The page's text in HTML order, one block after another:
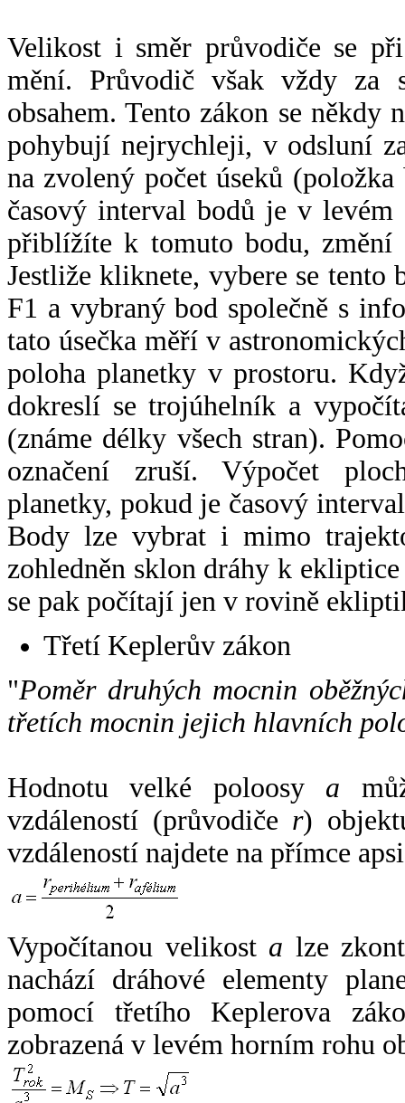
Velikost i směr průvodiče se
mění. Průvodič však vždy za
obsahem. Tento zákon se někdy
pohybují nejrychleji, v odsluní
na zvolený počet úseků
časový interval bodů je v
přiblížíte k tomuto bodu,
Jestliže kliknete, vybere se tento
F1 a vybraný bod společně s
tato úsečka měří v
poloha planetky v prostoru.
dokreslí se trojúhelník a
(známe délky všech stran).
označení zruší. Výpočet
planetky, pokud je časový
Body lze vybrat i mimo
zohledněn sklon dráhy k
se pak počítají jen v rovině
Třetí Keplerův zákon
"Poměr druhých mocnin
třetích mocnin jejich hlavních
Hodnotu velké poloosy a
vzdáleností (průvodiče r)
vzdáleností najdete na přímce
Vypočítanou velikost a lze
nachází dráhové elementy
pomocí třetího Keplerova
zobrazená v levém horním rohu